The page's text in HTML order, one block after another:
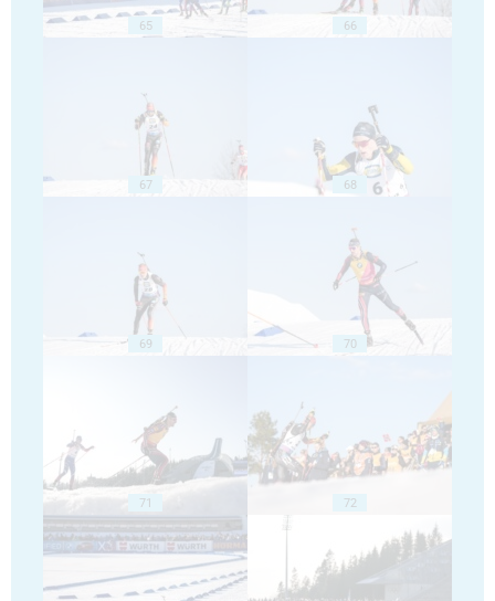
65 66
67 68
69 70
71 72